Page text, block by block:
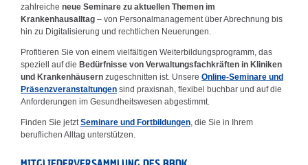
zahlreiche neue Seminare zu aktuellen Themen im
Krankenhausalltag – von Personalmanagement über Abrechnung bis
hin zu Digitalisierung und rechtlichen Neuerungen.
Profitieren Sie von einem vielfältigen Weiterbildungsprogramm, das
speziell auf die Bedürfnisse von Verwaltungsfachkräften in Kliniken
und Krankenhäusern zugeschnitten ist. Unsere Online-Seminare und
Präsenzveranstaltungen sind praxisnah, flexibel buchbar und auf die
Anforderungen im Gesundheitswesen abgestimmt.
Finden Sie jetztSeminare und Fortbildungen, die Sie in Ihrem
beruflichen Alltag unterstützen.